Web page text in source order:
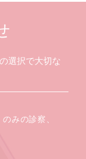
選択で大切な
みの診察、